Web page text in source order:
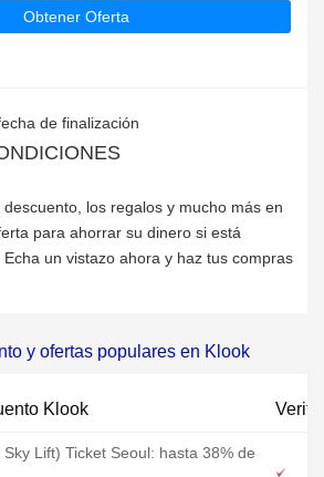
Obtener Oferta
de finalización
los regalos y mucho más en
para ahorrar su dinero si está
un vistazo ahora y haz tus compras
y ofertas populares en Klook
Klook
Lift) Ticket Seoul: hasta 38% de